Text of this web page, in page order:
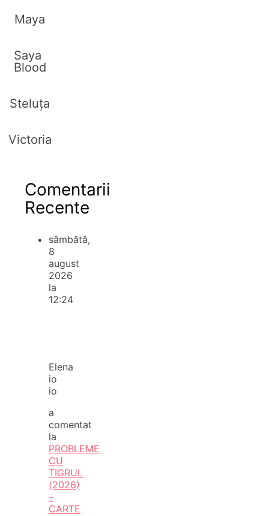
Maya
Saya
Blood
Steluța
Victoria
Comentarii
Recente
sâmbătă,
8
august
2026
la
12:24
Elena
io
io
a
comentat
la
PROBLEME
CU
TIGRUL
(2026)
–
CARTE